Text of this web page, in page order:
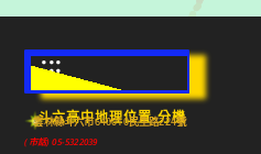
:::
斗六高中地理位置-分機
雲林縣斗六市640010民生路224號
(市話) 05-5322039